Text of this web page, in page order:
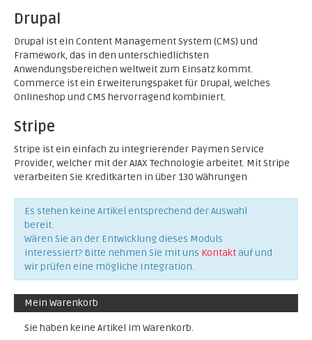
Drupal
Drupal ist ein Content Management System (CMS) und
Framework, das in den unterschiedlichsten
Anwendungsbereichen weltweit zum Einsatz kommt.
Commerce ist ein Erweiterungspaket für Drupal, welches
Onlineshop und CMS hervorragend kombiniert.
Stripe
Stripe ist ein einfach zu integrierender Paymen Service
Provider, welcher mit der AJAX Technologie arbeitet. Mit Stripe
verarbeiten Sie Kreditkarten in über 130 Währungen
Es stehen keine Artikel entsprechend der Auswahl
bereit.
Wären Sie an der Entwicklung dieses Moduls
interessiert? Bitte nehmen Sie mit uns Kontakt auf und
wir prüfen eine mögliche Integration.
Mein Warenkorb
Sie haben keine Artikel im Warenkorb.